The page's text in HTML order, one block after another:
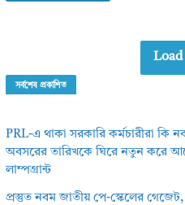
Load
সর্বশেষ প্রকাশিত
PRL-এ থাকা সরকারি কর্মচারীরা কি
অবসরের তারিখকে ঘিরে নতুন করে
লাম্পগ্রান্ট
প্রস্তুত নবম জাতীয় পে-স্কেলের